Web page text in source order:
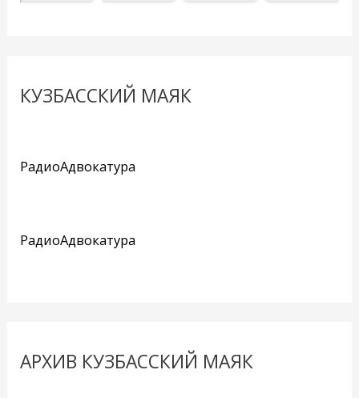
КУЗБАССКИЙ МАЯК
РадиоАдвокатура
РадиоАдвокатура
АРХИВ КУЗБАССКИЙ МАЯК